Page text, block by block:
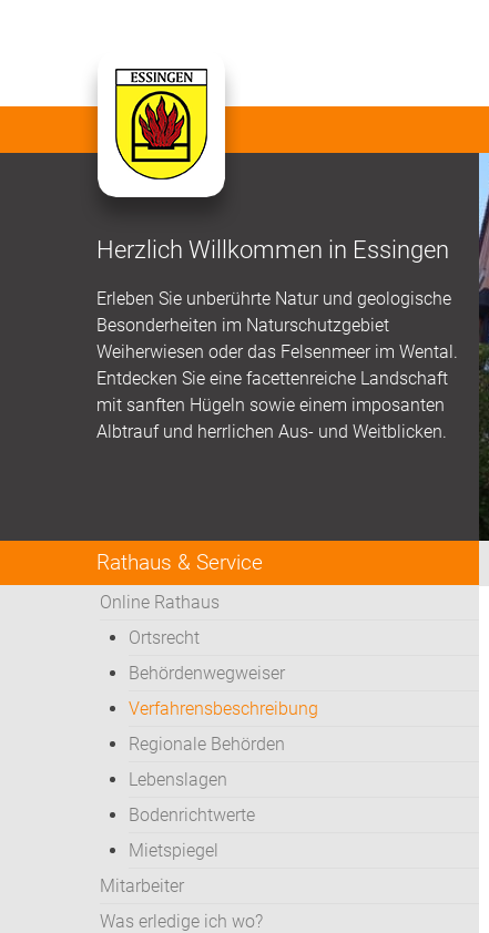
Herzlich Willkommen in Essingen
Erleben Sie unberührte Natur und geologische
Besonderheiten im Naturschutzgebiet
Weiherwiesen oder das Felsenmeer im Wental.
Entdecken Sie eine facettenreiche Landschaft
mit sanften Hügeln sowie einem imposanten
Albtrauf und herrlichen Aus- und Weitblicken.
Rathaus & Service
Online Rathaus
Ortsrecht
Behördenwegweiser
Verfahrensbeschreibung
Regionale Behörden
Lebenslagen
Bodenrichtwerte
Mietspiegel
Mitarbeiter
Was erledige ich wo?